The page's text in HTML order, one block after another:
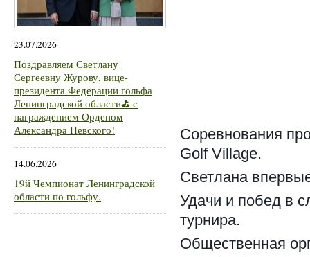
23.07.2026
Поздравляем Светлану
Сергеевну Журову, вице-
президента Федерации гольфа
Ленинградской области⛳ с
награждением Орденом
Александра Невского!
14.06.2026
19й Чемпионат Ленинградской
области по гольфу.
Соревнования
Golf Village.
Светлана
Удачи и побед в
турнира.
Общественная